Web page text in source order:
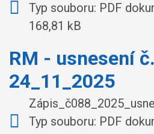
Typ souboru: PDF
168,81 kB
RM - usnesení
24_11_2025
Typ souboru: PDF